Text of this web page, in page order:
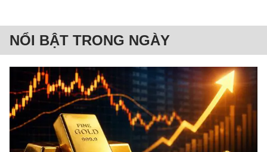
NỔI BẬT TRONG NGÀY